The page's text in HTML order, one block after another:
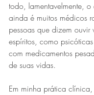
todo, lamentavelmente,
ainda é muitos médicos
pessoas que dizem ouvir
espíritos, como
com medicamentos
de suas vidas.
Em minha prática